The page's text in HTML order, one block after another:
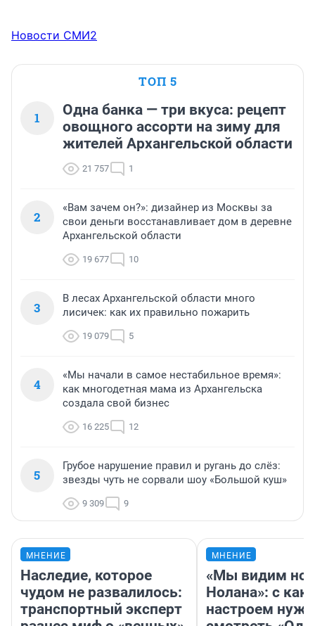
Новости СМИ2
ТОП 5
1
Одна банка — три вкуса: рецепт
овощного ассорти на зиму для
жителей Архангельской области
21 757 1
2
«Вам зачем он?»: дизайнер из Москвы за
свои деньги восстанавливает дом в деревне
Архангельской области
19 677 10
3
В лесах Архангельской области много
лисичек: как их правильно пожарить
19 079 5
4
«Мы начали в самое нестабильное время»:
как многодетная мама из Архангельска
создала свой бизнес
16 225 12
5
Грубое нарушение правил и ругань до слёз:
звезды чуть не сорвали шоу «Большой куш»
9 309 9
МНЕНИЕ
Наследие, которое
чудом не развалилось:
транспортный эксперт
МНЕНИЕ
«Мы видим
Нолана»: с
настроем